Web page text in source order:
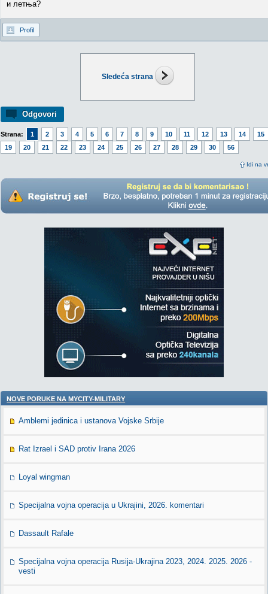
Sledeća strana
Odgovori
Strana: 1 2 3 4 5 6 7 8 9 10 11 12 13 14
15
19
20 21 22 23 24 25 26 27 28 29 30 56
Idi na
и летња?
Profil
NOVE PORUKE NA MYCITY-MILITARY
Amblemi jedinica i ustanova Vojske Srbije
Rat Izrael i SAD protiv Irana 2026
Loyal wingman
Specijalna vojna operacija u Ukrajini, 2026. komentari
Dassault Rafale
Specijalna vojna operacija Rusija-Ukrajina 2023, 2024. 2025. 2026 -
vesti